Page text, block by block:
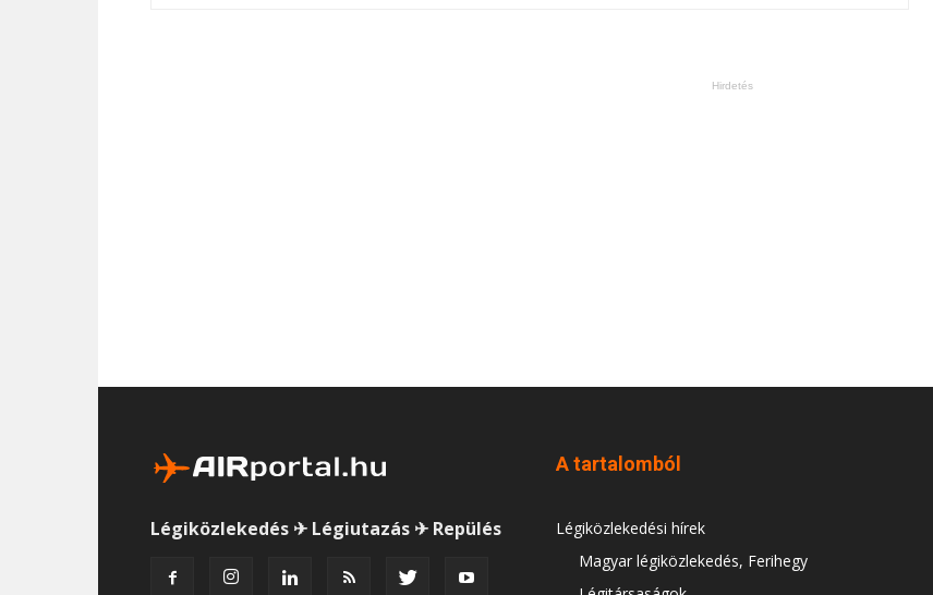
Hirdetés
Légiközlekedés ✈ Légiutazás ✈ Repülés
A tartalomból
Légiközlekedési hírek
Magyar légiközlekedés, Ferihegy